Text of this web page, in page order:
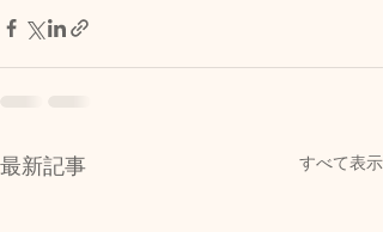
最新記事 すべて表示